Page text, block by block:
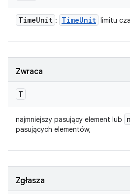
TimeUnit : TimeUnit limitu
Zwraca
T
najmniejszy pasujący element lub
pasujących elementów;
Zgłasza